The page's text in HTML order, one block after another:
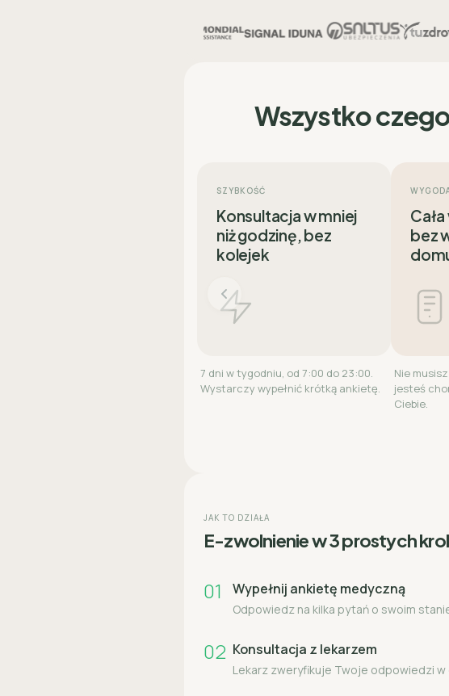
Wszystko
SZYBKOŚĆ
Konsultacja w mniej
niż godzinę, bez
kolejek
7 dni w tygodniu, od 7:00 do 23:00.
Wystarczy wypełnić krótką ankietę.
bez
Nie
jesteś
Ciebie.
JAK TO DZIAŁA
E-zwolnienie w 3 prostych
01 Wypełnij ankietę medyczną
Odpowiedz na kilka pytań o swoim
02 Konsultacja z lekarzem
Lekarz zweryfikuje Twoje odpowiedzi